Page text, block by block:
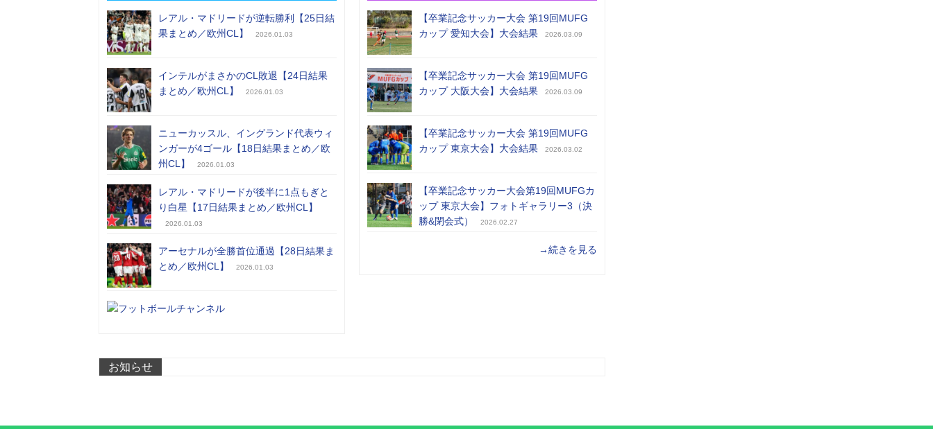
レアル・マドリードが逆転勝利【25日結
果まとめ／欧州CL】
2026.01.03
インテルがまさかのCL敗退【24日結果
まとめ／欧州CL】
2026.01.03
ニューカッスル、イングランド代表ウィ
ンガーが4ゴール【18日結果まとめ／欧
州CL】
2026.01.03
レアル・マドリードが後半に1点もぎと
り白星【17日結果まとめ／欧州CL】
2026.01.03
アーセナルが全勝首位通過【28日結果ま
とめ／欧州CL】
2026.01.03
【卒業記念サッカー大会 第19回MUFG
カップ 愛知大会】大会結果
2026.03.09
【卒業記念サッカー大会 第19回MUFG
カップ 大阪大会】大会結果
2026.03.09
【卒業記念サッカー大会 第19回MUFG
カップ 東京大会】大会結果
2026.03.02
【卒業記念サッカー大会第19回MUFGカ
ップ 東京大会】フォトギャラリー3（決
勝&閉会式）
2026.02.27
→続きを見る
お知らせ